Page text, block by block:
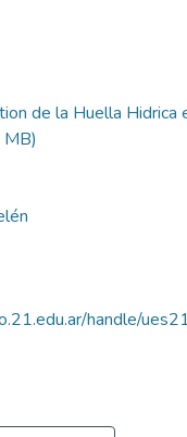
de la Huella Hidrica
handle/